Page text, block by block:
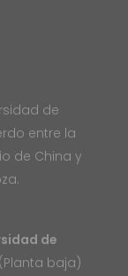
de
entre la
de China y
de
baja)